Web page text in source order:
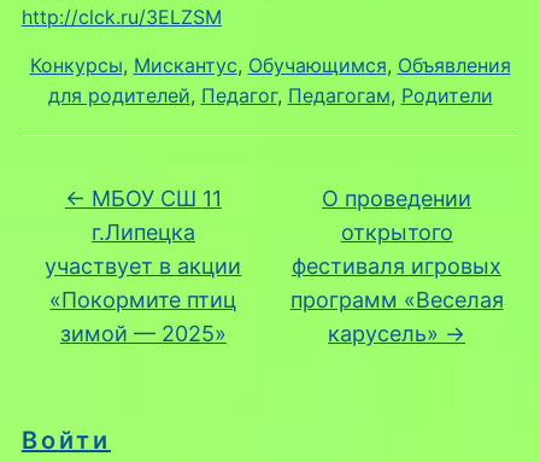
Войти
http://clck.ru/3ELZSM
Конкурсы, Мискантус, Обучающимся, Объявления
для родителей, Педагог, Педагогам, Родители
← МБОУ СШ 11
г.Липецка
участвует в акции
«Покормите птиц
зимой — 2025»
О проведении
открытого
фестиваля игровых
программ «Веселая
карусель» →